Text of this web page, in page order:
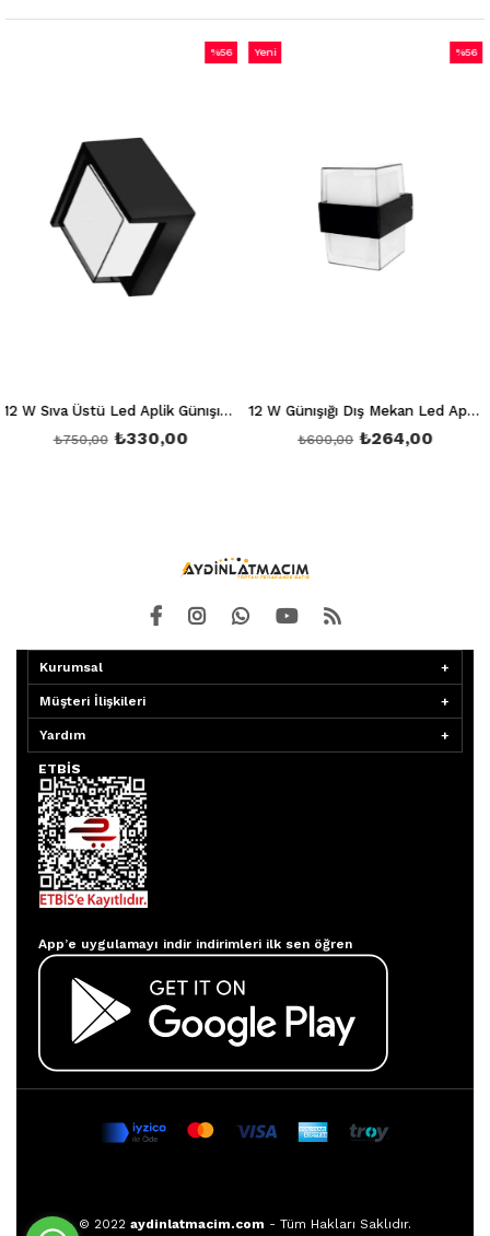
12 W Sıva Üstü Led Aplik Günışığı 3200K Ct 7074
₺330,00
₺750,00
12 W Günışığı Dış Mekan Led Aplik Ct 7047
₺264,00
₺600,00
Yeni
Kurumsal
Müşteri İlişkileri
Yardım
ETBİS
App’e uygulamayı indir indirimleri ilk sen öğren
© 2022 aydinlatmacim.com - Tüm Hakları Saklıdır.